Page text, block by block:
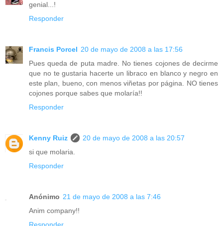
genial...!
Responder
Francis Porcel 20 de mayo de 2008 a las 17:56
Pues queda de puta madre. No tienes cojones de decirme
que no te gustaria hacerte un libraco en blanco y negro en
este plan, bueno, con menos viñetas por página. NO tienes
cojones porque sabes que molaría!!
Responder
Kenny Ruiz
20 de mayo de 2008 a las 20:57
si que molaria.
Responder
Anónimo 21 de mayo de 2008 a las 7:46
Anim company!!